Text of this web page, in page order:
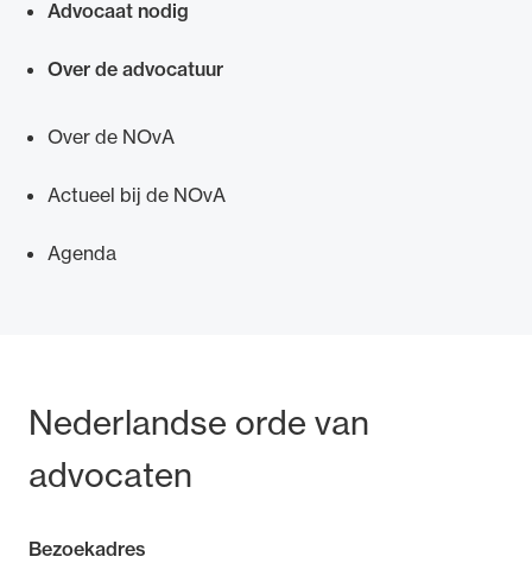
Advocaat nodig
Over de advocatuur
Over de NOvA
Actueel bij de NOvA
Agenda
Bezoek- en postadres
Nederlandse orde van
advocaten
Bezoekadres
Ondersteuning voor advocaten bij hun
het rechtsgebiedenregister en